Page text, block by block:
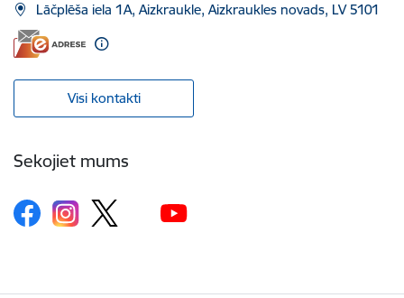
Lāčplēša iela 1A, Aizkraukle, Aizkraukles novads, LV 5101
Visi kontakti
Sekojiet mums